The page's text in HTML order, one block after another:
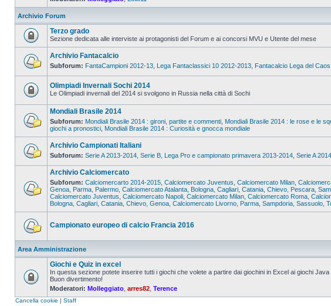
Archivio Forum
Terzo grado
Sezione dedicata alle interviste ai protagonisti del Forum e ai concorsi MVU e Utente del mese
Archivio Fantacalcio
Subforum: FantaCampioni 2012-13 Lega Fantaclassici 10 2012-2013 Fantacalcio Lega del
Olimpiadi Invernali Sochi 2014
Le Olimpiadi invernali del 2014 si svolgono in Russia nella città di Sochi
Mondiali Brasile 2014
Subforum: Mondiali Brasile 2014 : gironi, partite e commenti Mondiali Brasile 2014 : le rose e le
giochi a pronostici Mondiali Brasile 2014 : Curiosità e gnocca mondiale
Archivio Campionati Italiani
Subforum: Serie A 2013-2014 Serie B, Lega Pro e campionato primavera 2013-2014 Serie A
Archivio Calciomercato
Subforum: Calciomercarto 2014-2015 Calciomercato Juventus Calciomercato Milan
Genoa, Parma, Palermo Calciomercato Atalanta, Bologna, Cagliari, Catania, Chievo, Pescara,
Calciomercato Juventus Calciomercato Napoli Calciomercato Milan Calciomercato Roma
Bologna, Cagliari, Catania, Chievo, Genoa Calciomercato Livorno, Parma, Sampdoria, Sassuolo,
Campionato europeo di calcio Francia 2016
Area Amministrazione
Giochi e Quiz in excel
In questa sezione potete inserire tutti i giochi che volete a partire dai giochini in Excel ai giochi
Buon divertimento!
Moderatori: Molleggiato arres82 Terence
Cancella cookie | Staff